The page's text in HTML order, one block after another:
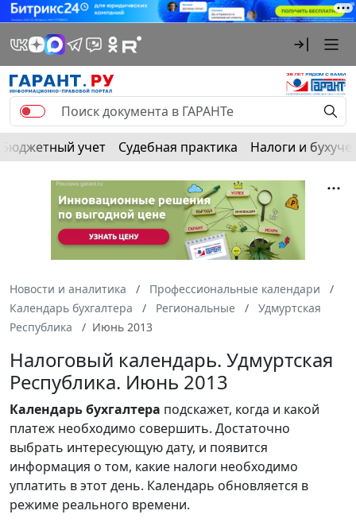
Бюджетный учет Судебная практика Налоги и
Новости и аналитика
Профессиональные календари
Календарь бухгалтера
Региональные
Удмуртская
Республика
Июнь 2013
Налоговый календарь. Удмуртская
Республика. Июнь 2013
Календарьбухгалтера подскажет, когда и какой
платеж необходимо совершить. Достаточно
выбрать интересующую дату, и появится
информация о том, какие налоги необходимо
уплатить в этот день. Календарь обновляется в
режиме реального времени.